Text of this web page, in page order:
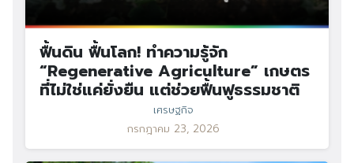
ฟื้นดิน ฟื้นโลก! ทำความรู้จัก
“Regenerative Agriculture” เกษตร
ที่ไม่ใช่แค่ยั่งยืน แต่ช่วยฟื้นฟูธรรมชาติ
เศรษฐกิจ
กรกฎาคม 23, 2026